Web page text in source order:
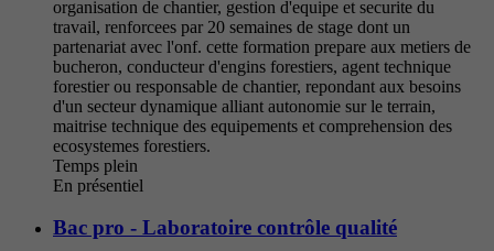
organisation de chantier, gestion d'equipe et securite du
travail, renforcees par 20 semaines de stage dont un
partenariat avec l'onf. cette formation prepare aux metiers de
bucheron, conducteur d'engins forestiers, agent technique
forestier ou responsable de chantier, repondant aux besoins
d'un secteur dynamique alliant autonomie sur le terrain,
maitrise technique des equipements et comprehension des
ecosystemes forestiers.
Temps plein
En présentiel
Bac pro - Laboratoire contrôle qualité